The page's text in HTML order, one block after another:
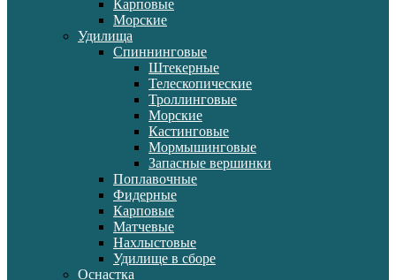
Карповые
Морские
Удилища
Спиннинговые
Штекерные
Телескопические
Троллинговые
Морские
Кастинговые
Мормышинговые
Запасные вершинки
Поплавочные
Фидерные
Карповые
Матчевые
Нахлыстовые
Удилище в сборе
Оснастка